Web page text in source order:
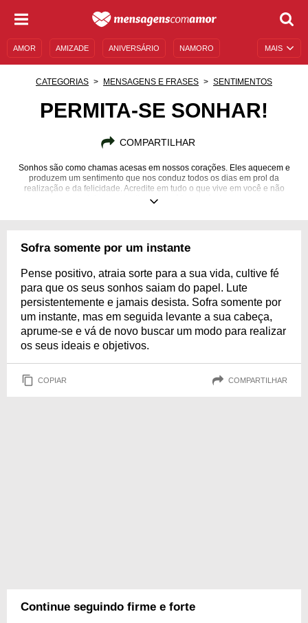
MAIS
AMOR AMIZADE ANIVERSÁRIO NAMORO
CATEGORIAS MENSAGENS E FRASES SENTIMENTOS
PERMITA-SE SONHAR!
COMPARTILHAR
Sonhos são como chamas acesas em nossos corações. Eles aquecem e
produzem um sentimento que nos conduz todos os dias em prol da
realização e da felicidade. Acredite em tudo o que vive em você e não
deixe que te digam que é impossível.
Sofra somente por um instante
Pense positivo, atraia sorte para a sua vida, cultive fé
para que os seus sonhos saiam do papel. Lute
persistentemente e jamais desista. Sofra somente por
um instante, mas em seguida levante a sua cabeça,
aprume-se e vá de novo buscar um modo para realizar
os seus ideais e objetivos.
COPIAR COMPARTILHAR
Continue seguindo firme e forte